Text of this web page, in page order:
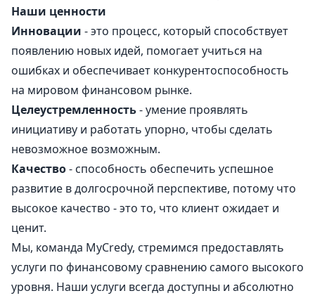
Наши ценности
Инновации - это процесс, который способствует
появлению новых идей, помогает учиться на
ошибках и обеспечивает конкурентоспособность
на мировом финансовом рынке.
Целеустремленность- умение проявлять
инициативу и работать упорно, чтобы сделать
невозможное возможным.
Качество- способность обеспечить успешное
развитие в долгосрочной перспективе, потому что
высокое качество - это то, что клиент ожидает и
ценит.
Мы, команда MyCredy, стремимся предоставлять
услуги по финансовому сравнению самого высокого
уровня. Наши услуги всегда доступны и абсолютно